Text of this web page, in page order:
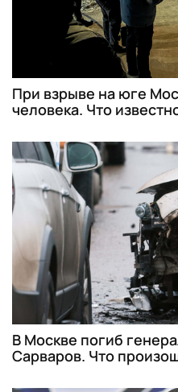
При взрыве на юге
человека. Что
В Москве погиб
Сарваров. Что